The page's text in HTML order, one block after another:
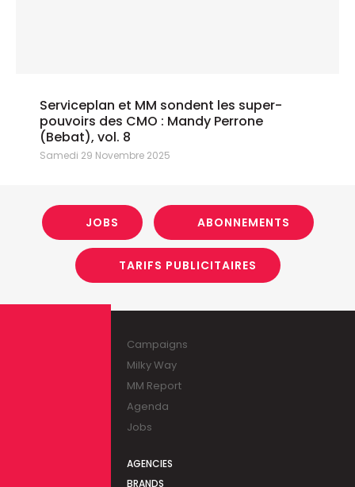
Serviceplan et MM sondent les super-
pouvoirs des CMO : Mandy Perrone
(Bebat), vol. 8
Samedi 29 Novembre 2025
JOBS ABONNEMENTS
TARIFS PUBLICITAIRES
Campaigns
Milky Way
MM Report
Agenda
Jobs
AGENCIES
BRANDS